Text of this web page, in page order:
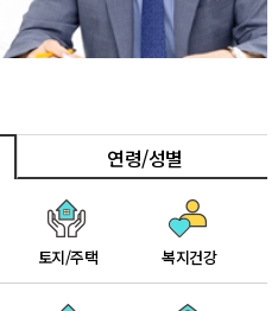
토지/주택 복지건강
연령/성별